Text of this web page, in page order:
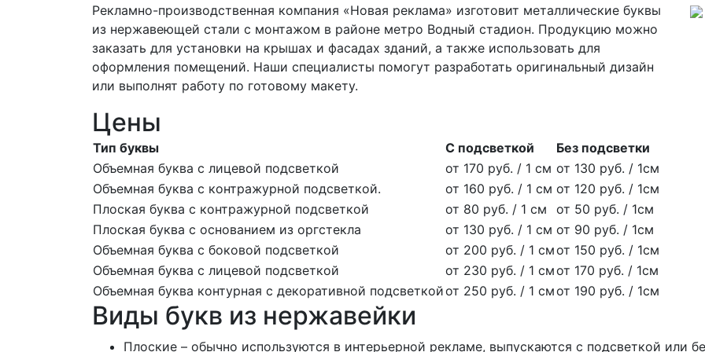
Рекламно-производственная компания «Новая реклама» изготовит металлические буквы
из нержавеющей стали с монтажом в районе метро Водный стадион. Продукцию можно
заказать для установки на крышах и фасадах зданий, а также использовать для
оформления помещений. Наши специалисты помогут разработать оригинальный дизайн
или выполнят работу по готовому макету.
Цены
Тип буквы С подсветкой
Без подсветки
Объемная буква с лицевой подсветкой
от 170 руб. / 1 см от 130 руб. / 1см
Объемная буква с контражурной подсветкой.
от 160 руб. / 1 см от 120 руб. / 1см
Плоская буква с контражурной подсветкой
от 80 руб. / 1 см
от 50 руб. / 1см
Плоская буква с основанием из оргстекла
от 130 руб. / 1 см от 90 руб. / 1см
Объемная буква с боковой подсветкой
от 200 руб. / 1 смот 150 руб. / 1см
Объемная буква с лицевой подсветкой
от 230 руб. / 1 смот 170 руб. / 1см
Объемная буква контурная с декоративной подсветкойот 250 руб. / 1 смот 190 руб. / 1см
Виды букв из нержавейки
Плоские – обычно используются в интерьерной рекламе, выпускаются с подсветкой или